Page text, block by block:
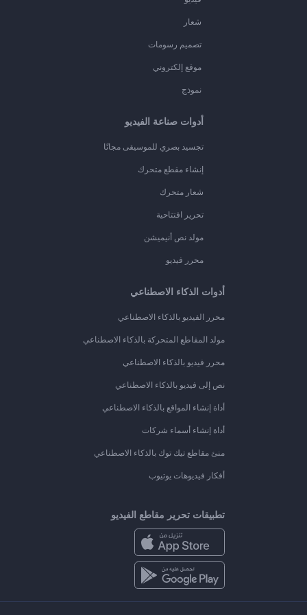
شعار
تصميم رسومات
موقع إلكتروني
نموذج
أدوات صناعة الفيديو
تجسيد بصري للموسيقى مجانًا
إنشاء مقطع متحرك
شعار متحرك
تحرير افتتاحية
مولد نص أنيميشن
محرر فيديو
أدوات الذكاء الاصطناعي
محرر الفيديو بالذكاء الاصطناعي
مولد المقاطع المتحركة بالذكاء الاصطناعي
محرر فيديو بالذكاء الاصطناعي
نص إلى فيديو بالذكاء الاصطناعي
أداة إنشاء المواقع بالذكاء الاصطناعي
أداة إنشاء أسماء شركات
منئ مقاطع تيك توك بالذكاء الاصطناعي
أفكار فيديوهات يوتيوب
تطبيقات تحرير مقاطع الفيديو